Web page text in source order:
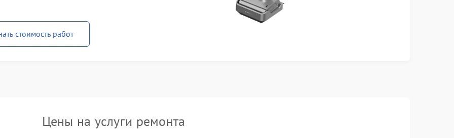
стоимость работ
Цены на услуги ремонта